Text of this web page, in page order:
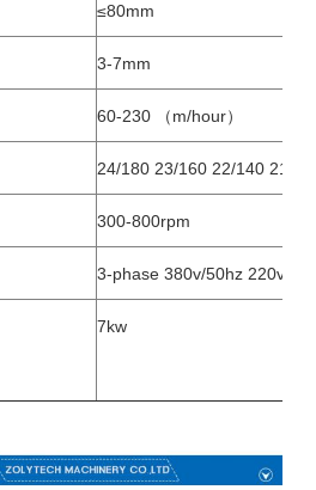
≤80mm
3-7mm
60-230 （m/hour）
24/180 23/160 22/140 21/
300-800rpm
3-phase 380v/50hz 220v/
7kw